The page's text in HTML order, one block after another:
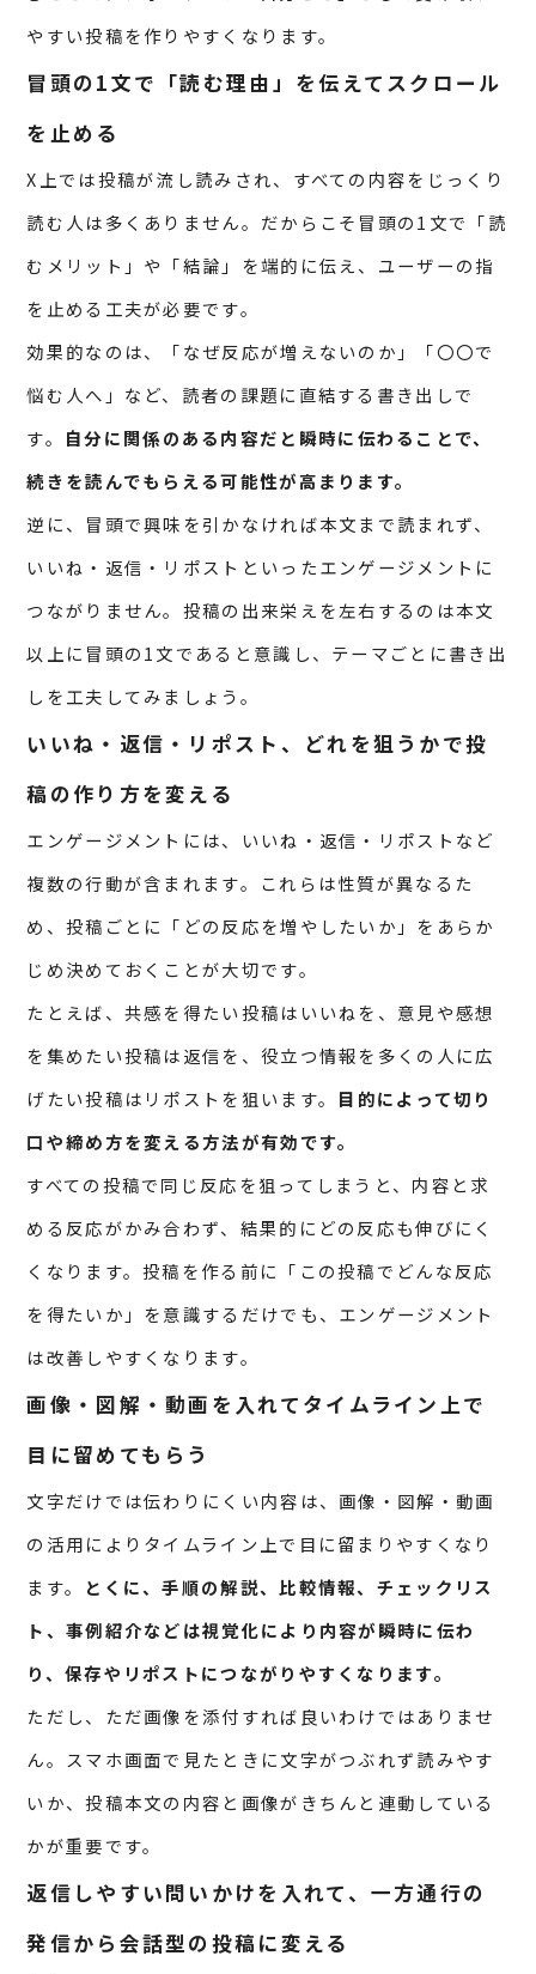
やすい投稿を作りやすくなります。
冒頭の1文で「読む理由」を伝えてスクロール
を止める
X上では投稿が流し読みされ、すべての内容をじっくり
読む人は多くありません。だからこそ冒頭の1文で「読
むメリット」や「結論」を端的に伝え、ユーザーの指
を止める工夫が必要です。
効果的なのは、「なぜ反応が増えないのか」「〇〇で
悩む人へ」など、読者の課題に直結する書き出しで
す。 自分に関係のある内容だと瞬時に伝わることで、
続きを読んでもらえる可能性が高まります。
逆に、冒頭で興味を引かなければ本文まで読まれず、
いいね・返信・リポストといったエンゲージメントに
つながりません。投稿の出来栄えを左右するのは本文
以上に冒頭の1文であると意識し、テーマごとに書き出
しを工夫してみましょう。
いいね・返信・リポスト、どれを狙うかで投
稿の作り方を変える
エンゲージメントには、いいね・返信・リポストなど
複数の行動が含まれます。これらは性質が異なるた
め、投稿ごとに「どの反応を増やしたいか」をあらか
じめ決めておくことが大切です。
たとえば、共感を得たい投稿はいいねを、意見や感想
を集めたい投稿は返信を、役立つ情報を多くの人に広
げたい投稿はリポストを狙います。 目的によって切り
口や締め方を変える方法が有効です。
すべての投稿で同じ反応を狙ってしまうと、内容と求
める反応がかみ合わず、結果的にどの反応も伸びにく
くなります。投稿を作る前に「この投稿でどんな反応
を得たいか」を意識するだけでも、エンゲージメント
は改善しやすくなります。
画像・図解・動画を入れてタイムライン上で
目に留めてもらう
文字だけでは伝わりにくい内容は、画像・図解・動画
の活用によりタイムライン上で目に留まりやすくなり
ます。
とくに、手順の解説、比較情報、チェックリス
ト、事例紹介などは視覚化により内容が瞬時に伝わ
り、保存やリポストにつながりやすくなります。
ただし、ただ画像を添付すれば良いわけではありませ
ん。スマホ画面で見たときに文字がつぶれず読みやす
いか、投稿本文の内容と画像がきちんと連動している
かが重要です。
返信しやすい問いかけを入れて、一方通行の
発信から会話型の投稿に変える